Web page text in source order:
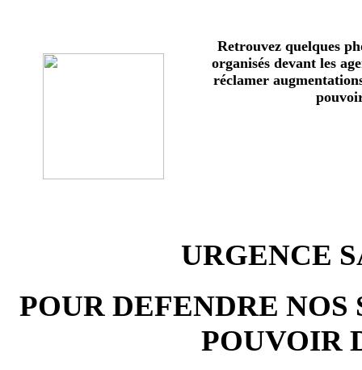
Retrouvez quelques
organisés devant les
réclamer
URGENCE
POUR DEFENDRE
POUVOIR